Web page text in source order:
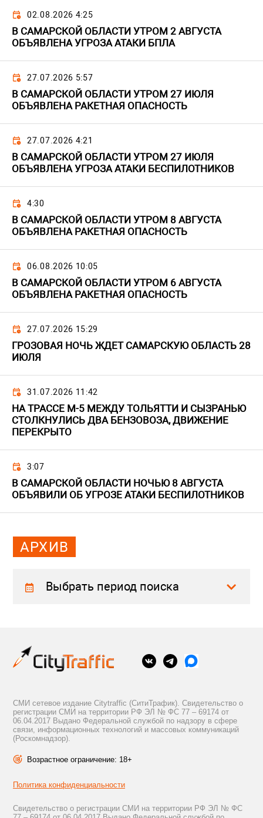
02.08.2026 4:25
В САМАРСКОЙ ОБЛАСТИ УТРОМ 2 АВГУСТА
ОБЪЯВЛЕНА УГРОЗА АТАКИ БПЛА
27.07.2026 5:57
В САМАРСКОЙ ОБЛАСТИ УТРОМ 27 ИЮЛЯ
ОБЪЯВЛЕНА РАКЕТНАЯ ОПАСНОСТЬ
27.07.2026 4:21
В САМАРСКОЙ ОБЛАСТИ УТРОМ 27 ИЮЛЯ
ОБЪЯВЛЕНА УГРОЗА АТАКИ БЕСПИЛОТНИКОВ
4:30
В САМАРСКОЙ ОБЛАСТИ УТРОМ 8 АВГУСТА
ОБЪЯВЛЕНА РАКЕТНАЯ ОПАСНОСТЬ
06.08.2026 10:05
В САМАРСКОЙ ОБЛАСТИ УТРОМ 6 АВГУСТА
ОБЪЯВЛЕНА РАКЕТНАЯ ОПАСНОСТЬ
27.07.2026 15:29
ГРОЗОВАЯ НОЧЬ ЖДЕТ САМАРСКУЮ ОБЛАСТЬ 28
ИЮЛЯ
31.07.2026 11:42
НА ТРАССЕ М-5 МЕЖДУ ТОЛЬЯТТИ И СЫЗРАНЬЮ
СТОЛКНУЛИСЬ ДВА БЕНЗОВОЗА, ДВИЖЕНИЕ
ПЕРЕКРЫТО
3:07
В САМАРСКОЙ ОБЛАСТИ НОЧЬЮ 8 АВГУСТА
ОБЪЯВИЛИ ОБ УГРОЗЕ АТАКИ БЕСПИЛОТНИКОВ
АРХИВ
Выбрать период поиска
СМИ сетевое издание Citytraffic (СитиТрафик). Свидетельство о
регистрации СМИ на территории РФ ЭЛ № ФС 77 – 69174 от
06.04.2017 Выдано Федеральной службой по надзору в сфере
связи, информационных технологий и массовых коммуникаций
(Роскомнадзор).
Возрастное ограничение: 18+
Политика конфиденциальности
Свидетельство о регистрации СМИ на территории РФ ЭЛ № ФС